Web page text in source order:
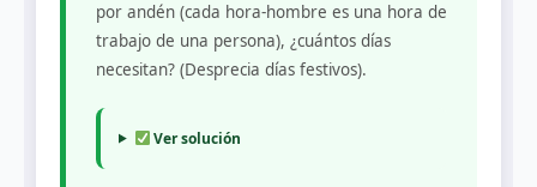
por andén (cada hora-hombre es una hora de
trabajo de una persona), ¿cuántos días
necesitan? (Desprecia días festivos).
Ver solución